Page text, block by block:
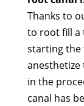
Thanks to
to root fill a
starting the
anesthetize
in the
canal has